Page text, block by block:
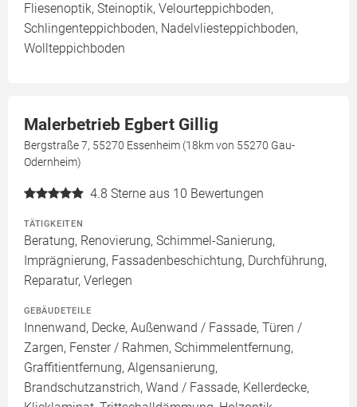
Fliesenoptik, Steinoptik, Velourteppichboden,
Schlingenteppichboden, Nadelvliesteppichboden,
Wollteppichboden
Malerbetrieb Egbert Gillig
Bergstraße 7, 55270 Essenheim (18km von 55270 Gau-
Odernheim)
4.8 Sterne aus 10 Bewertungen
TÄTIGKEITEN
Beratung, Renovierung, Schimmel-Sanierung,
Imprägnierung, Fassadenbeschichtung, Durchführung,
Reparatur, Verlegen
GEBÄUDETEILE
Innenwand, Decke, Außenwand / Fassade, Türen /
Zargen, Fenster / Rahmen, Schimmelentfernung,
Graffitientfernung, Algensanierung,
Brandschutzanstrich, Wand / Fassade, Kellerdecke,